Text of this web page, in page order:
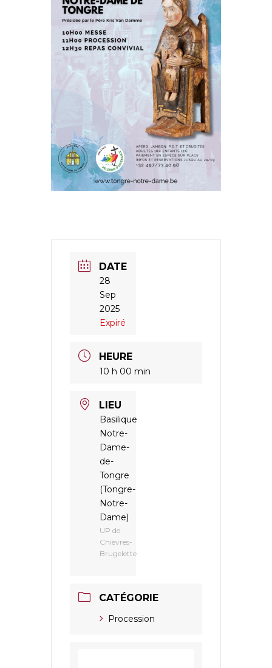
DATE
28
Sep
2025
Expiré
HEURE
10 h 00 min
LIEU
Basilique
Notre-
Dame-
de-
Tongre
(Tongre-
Notre-
Dame)
UP de
Chièvres-
Brugelette
CATÉGORIE
Procession